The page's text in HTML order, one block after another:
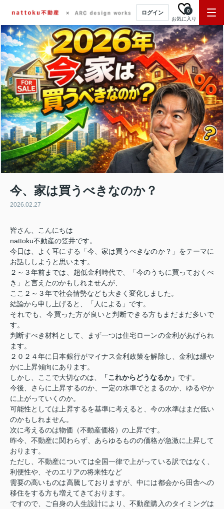
ログイン
お気に入り
0
今、家は買うべきなのか？
2026.02.27
皆さん、こんにちは
nattoku不動産の笠井です。
今日は、よく耳にする「今、家は買うべきなのか？」をテーマに
お話ししようと思います。
２～３年前までは、超低金利時代で、「今のうちに買っておくべ
き」と言えたのかもしれませんが、
ここ２～３年で社会情勢なども大きく変化しました。
結論から申し上げると、「人による」です。
それでも、今買った方が良いと判断できる方もまだまだ多いで
す。
判断すべき材料として、まず一つは住宅ローンの金利があげられ
ます。
２０２４年に日本銀行がマイナス金利政策を解除し、金利は緩や
かに上昇傾向にあります。
しかし、ここで大切なのは、
「これからどうなるか」 です。
今後、さらに上昇するのか、一定の水準でとまるのか、ゆるやか
に上がっていくのか。
可能性としては上昇するを基準に考えると、今の水準はまだ低い
のかもしれません。
次に考えるのは物価（不動産価格）の上昇です。
昨今、不動産に関わらず、あらゆるものの価格が急激に上昇して
おります。
ただし、不動産については全国一律で上がっている訳ではなく、
利便性や、そのエリアの将来性など
需要の高いものは高騰しておりますが、中には都会から田舎への
移住をする方も増えてきております。
ですので、ご自身の人生設計により、不動産購入のタイミングは